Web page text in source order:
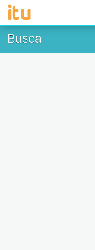
Busca